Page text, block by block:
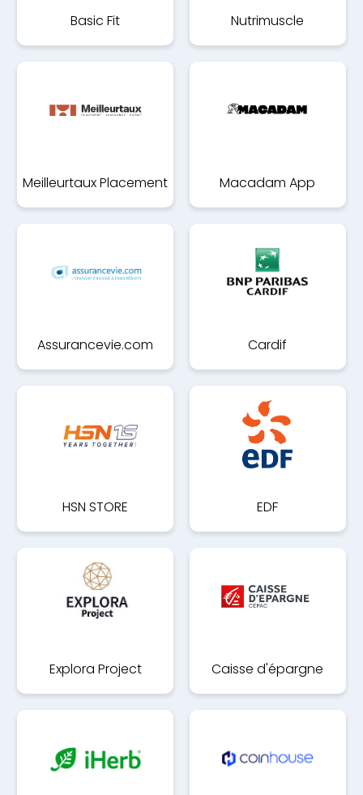
Basic Fit Nutrimuscle
Meilleurtaux Placement Macadam App
Assurancevie.com Cardif
HSN STORE EDF
Explora Project Caisse d'épargne